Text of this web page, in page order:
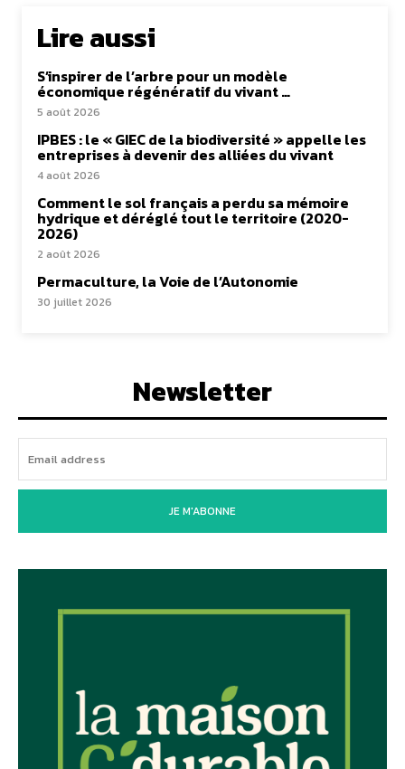
Lire aussi
S’inspirer de l’arbre pour un modèle
économique régénératif du vivant …
5 août 2026
IPBES : le « GIEC de la biodiversité » appelle les
entreprises à devenir des alliées du vivant
4 août 2026
Comment le sol français a perdu sa mémoire
hydrique et déréglé tout le territoire (2020-
2026)
2 août 2026
Permaculture, la Voie de l’Autonomie
30 juillet 2026
Newsletter
JE M'ABONNE